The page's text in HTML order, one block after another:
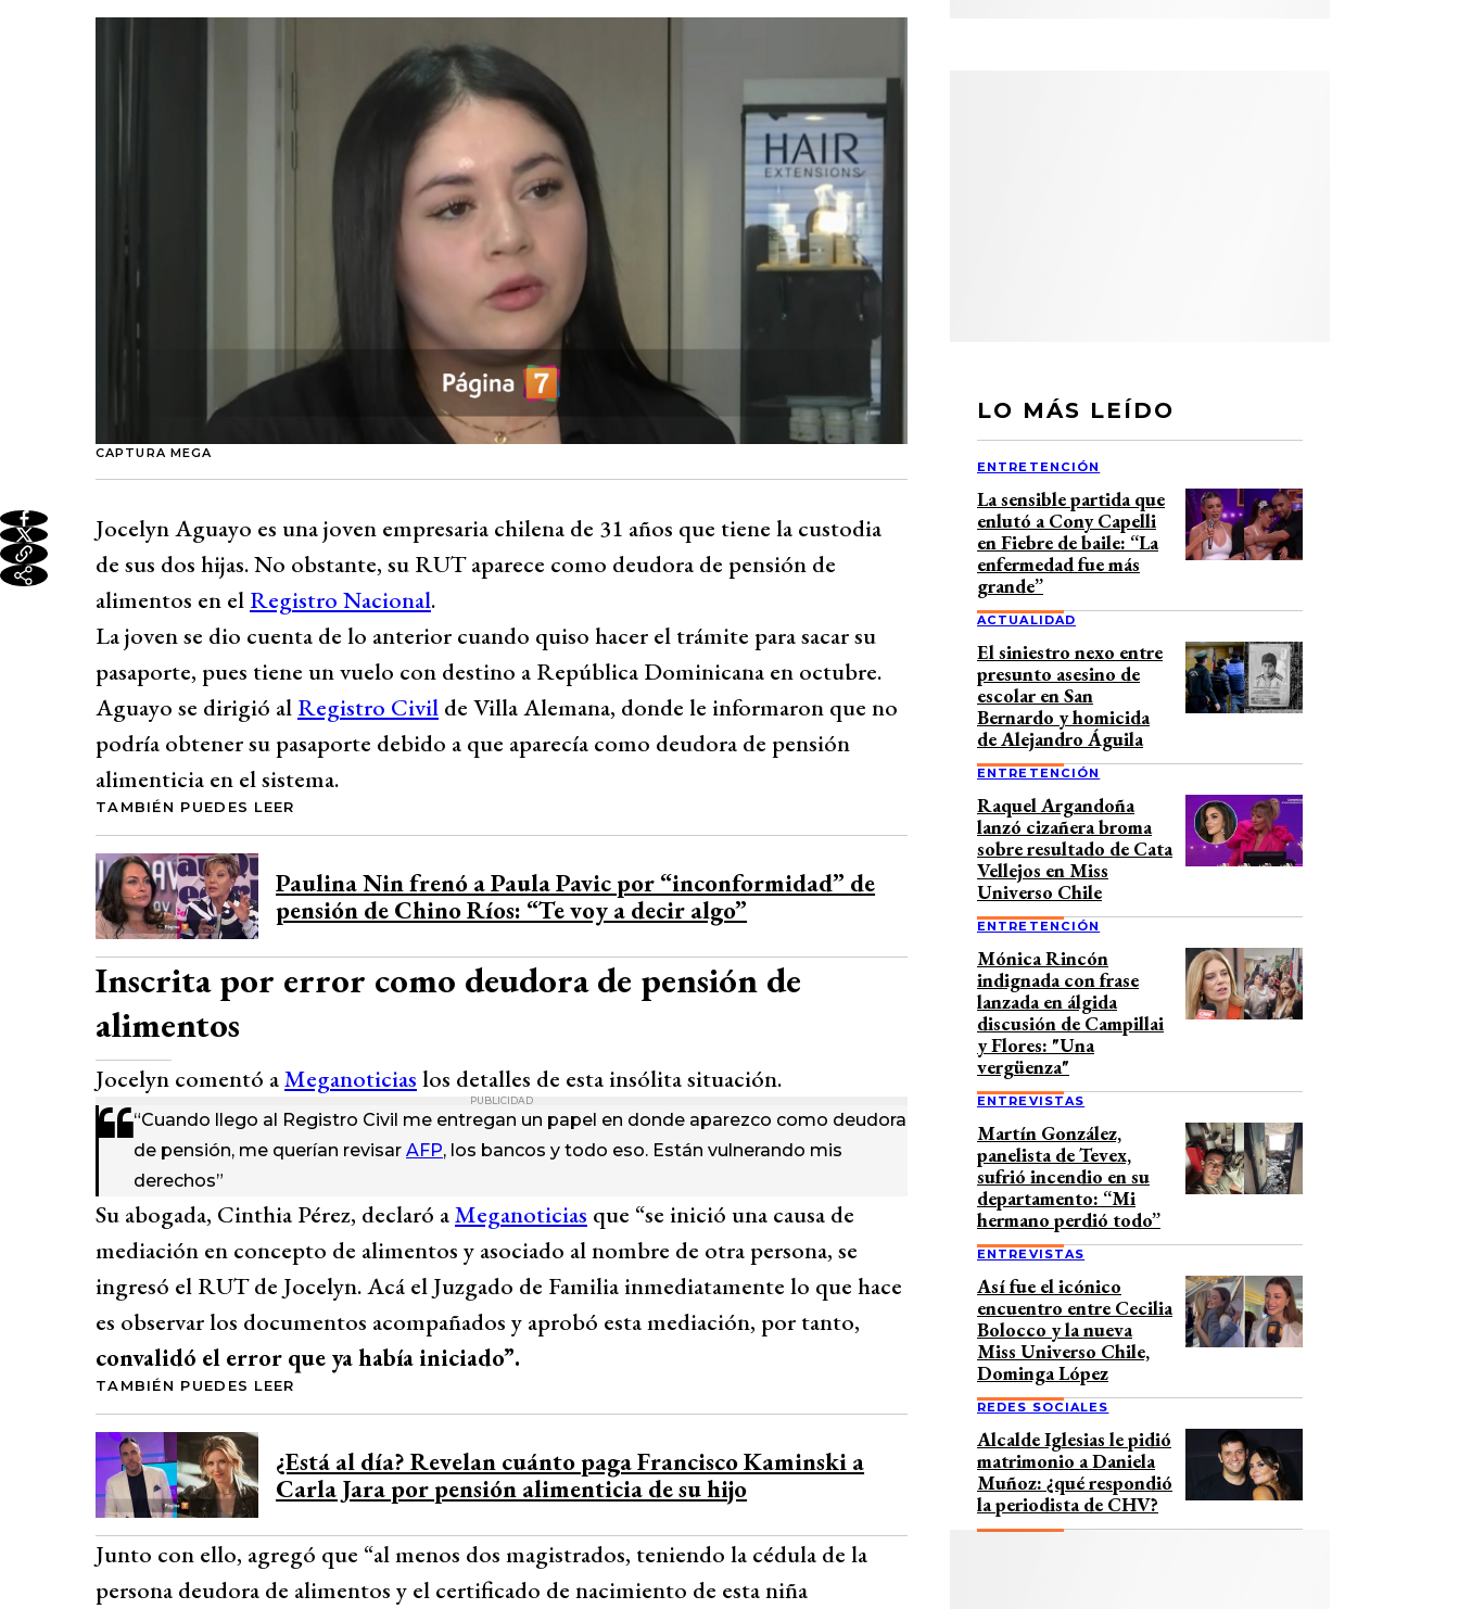
CAPTURA MEGA
Jocelyn Aguayo es una joven empresaria chilena de 31 años que tiene la custodia
de sus dos hijas. No obstante, su RUT aparece como deudora de pensión de
alimentos en el Registro Nacional.
La joven se dio cuenta de lo anterior cuando quiso hacer el trámite para sacar su
pasaporte, pues tiene un vuelo con destino a República Dominicana en octubre.
Aguayo se dirigió al Registro Civil de Villa Alemana, donde le informaron que no
podría obtener su pasaporte debido a que aparecía como deudora de pensión
alimenticia en el sistema.
TAMBIÉN PUEDES LEER
Paulina Nin frenó a Paula Pavic por “inconformidad” de
pensión de Chino Ríos: “Te voy a decir algo”
Inscrita por error como deudora de pensión de
alimentos
Jocelyn comentó aMeganoticias los detalles de esta insólita situación.
PUBLICIDAD
“Cuando llego al Registro Civil me entregan un papel en donde aparezco como deudora
de pensión, me querían revisar AFP, los bancos y todo eso. Están vulnerando mis
derechos”
Su abogada, Cinthia Pérez, declaró aMeganoticias que “se inició una causa de
mediación en concepto de alimentos y asociado al nombre de otra persona, se
ingresó el RUT de Jocelyn. Acá el Juzgado de Familia inmediatamente lo que hace
es observar los documentos acompañados y aprobó esta mediación, por tanto,
convalidó el error que ya había iniciado”.
TAMBIÉN PUEDES LEER
¿Está al día? Revelan cuánto paga Francisco Kaminski a
Carla Jara por pensión alimenticia de su hijo
Junto con ello, agregó que “al menos dos magistrados, teniendo la cédula de la
persona deudora de alimentos y el certificado de nacimiento de esta niña
LO MÁS LEÍDO
ENTRETENCIÓN
La sensible partida que
enlutó a Cony Capelli
en Fiebre de baile: “La
enfermedad fue más
grande”
ACTUALIDAD
El siniestro nexo entre
presunto asesino de
escolar en San
Bernardo y homicida
de Alejandro Águila
ENTRETENCIÓN
Raquel Argandoña
lanzó cizañera broma
sobre resultado de Cata
Vellejos en Miss
Universo Chile
ENTRETENCIÓN
Mónica Rincón
indignada con frase
lanzada en álgida
discusión de Campillai
y Flores: "Una
vergüenza"
ENTREVISTAS
Martín González,
panelista de Tevex,
sufrió incendio en su
departamento: “Mi
hermano perdió todo”
ENTREVISTAS
Así fue el icónico
encuentro entre Cecilia
Bolocco y la nueva
Miss Universo Chile,
Dominga López
REDES SOCIALES
Alcalde Iglesias le pidió
matrimonio a Daniela
Muñoz: ¿qué respondió
la periodista de CHV?